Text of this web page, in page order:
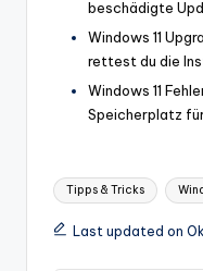
beschädigte
Windows 11
rettest du die
Windows 11
Speicherplatz
Tags:
Tipps & Tricks
Last updated on